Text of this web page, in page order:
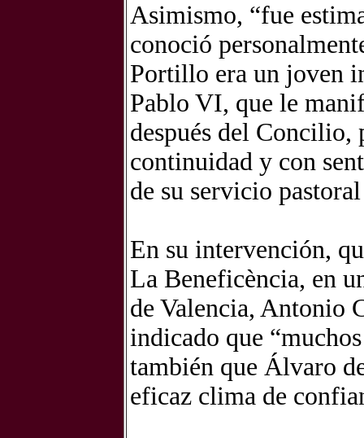
Asimismo, “fue
conoció
Portillo era un joven
Pablo VI, que le
después del Concilio,
continuidad y con
de su servicio
En su intervención,
La Beneficència, en
de Valencia, Antonio
indicado que
también que Álvaro
eficaz clima de